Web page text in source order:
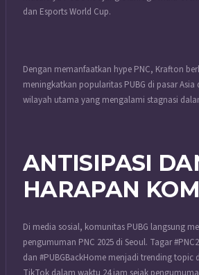
dan Esports World Cup.
Dengan memanfaatkan hype PNC, Krafton
meningkatkan popularitas PUBG di pasar
wilayah utama yang mengalami stagnasi
ANTISIPASI
HARAPAN
Di media sosial, komunitas PUBG langsung
pengumuman PNC 2025 di Seoul. Tagar
dan #PUBGBackHome menjadi trending topic